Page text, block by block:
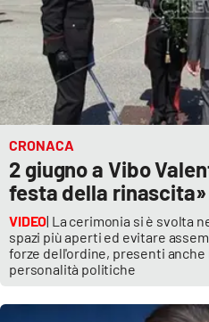
CRONACA
2 giugno a Vibo
festa della rinascita»
VIDEO| La cerimonia si è svolta
spazi più aperti ed evitare
forze dell'ordine, presenti
personalità politiche